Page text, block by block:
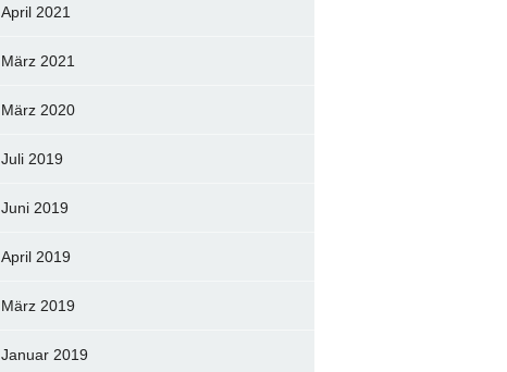
April 2021
März 2021
März 2020
Juli 2019
Juni 2019
April 2019
März 2019
Januar 2019